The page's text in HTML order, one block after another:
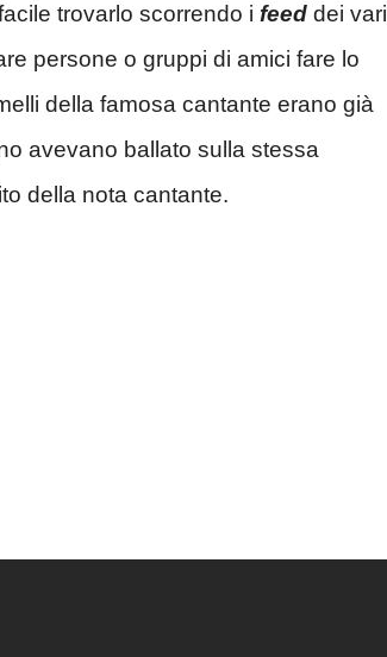
trovarlo scorrendo i feed dei vari
persone o gruppi di amici fare lo
della famosa cantante erano già
avevano ballato sulla stessa
della nota cantante.